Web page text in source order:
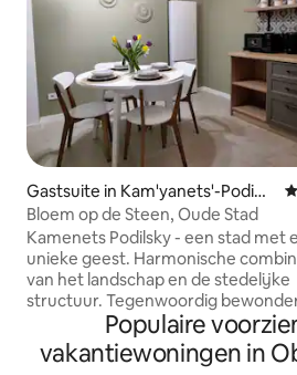
Gastsuite in Kam'yanets'-Podi
l's'kyi
Bloem op de Steen, Oude Stad
Kamenets Podilsky - een stad met
unieke geest. Harmonische
van het landschap en de stedelijke
structuur. Tegenwoordig
veel toeristen de succesvolle
van de moeilijke
de stad, het oude kasteel en de
Populaire
vakantiewoningen in